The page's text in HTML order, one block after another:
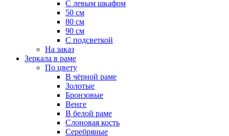
С левым шкафом
50 см
80 см
90 см
С подсветкой
На заказ
Зеркала в раме
По цвету
В чёрной раме
Золотые
Бронзовые
Венге
В белой раме
Слоновая кость
Серебряные